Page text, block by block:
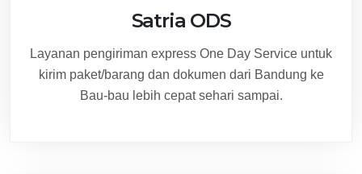
Satria ODS
Layanan pengiriman express One Day Service untuk
kirim paket/barang dan dokumen dari Bandung ke
Bau-bau lebih cepat sehari sampai.